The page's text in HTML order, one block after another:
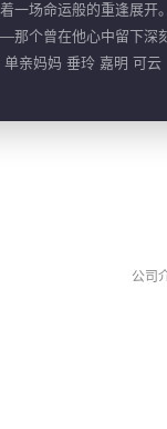
一场命运般的重逢展
个曾在他心中留下深
单亲妈妈 垂玲 嘉明 可云
公司